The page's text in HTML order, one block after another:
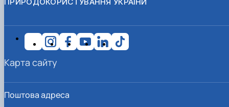
Поштова адреса
Карта сайту